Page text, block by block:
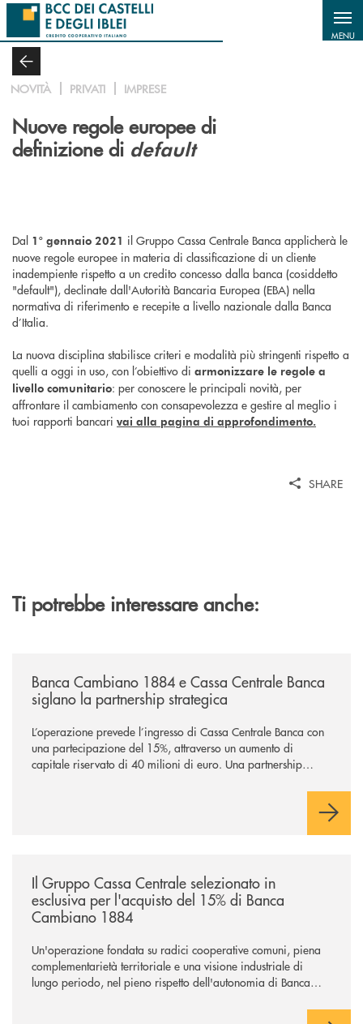
Salta al contenuto principale
MENU
NOVITÀ PRIVATI IMPRESE
Nuove regole europee di
definizione di default
Dal 1° gennaio 2021 il Gruppo Cassa Centrale Banca applicherà le
nuove regole europee in materia di classificazione di un cliente
inadempiente rispetto a un credito concesso dalla banca (cosiddetto
"default"), declinate dall'Autorità Bancaria Europea (EBA) nella
normativa di riferimento e recepite a livello nazionale dalla Banca
d’Italia.
La nuova disciplina stabilisce criteri e modalità più stringenti rispetto a
quelli a oggi in uso, con l’obiettivo di armonizzare le regole a
livello comunitario: per conoscere le principali novità, per
affrontare il cambiamento con consapevolezza e gestire al meglio i
tuoi rapporti bancari vai alla pagina di approfondimento.
SHARE
Ti potrebbe interessare anche:
Banca Cambiano 1884 e Cassa Centrale Banca
siglano la partnership strategica
L’operazione prevede l’ingresso di Cassa Centrale Banca con
una partecipazione del 15%, attraverso un aumento di
capitale riservato di 40 milioni di euro. Una partnership
comuni e sulla prossimità ai territori, per ampliare l’offerta e
Il Gruppo Cassa Centrale selezionato in
esclusiva per l'acquisto del 15% di Banca
Cambiano 1884
Un'operazione fondata su radici cooperative comuni, piena
complementarietà territoriale e una visione industriale di
lungo periodo, nel pieno rispetto dell'autonomia di Banca
negoziazione esclusiva per la finalizzazione dell’operazione.